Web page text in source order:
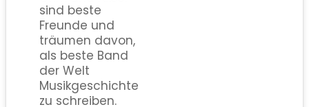
sind beste
Freunde und
träumen davon,
als beste Band
der Welt
Musikgeschichte
zu schreiben.